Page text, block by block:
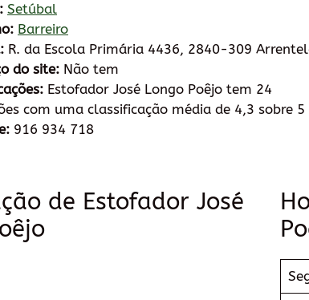
Setúbal
Barreiro
R. da Escola Primária 4436, 2840-309
do site: Não tem
Estofador José Longo Poêjo tem 24
com uma classificação média de 4,3 sobre 5
916 934 718
de Estofador José